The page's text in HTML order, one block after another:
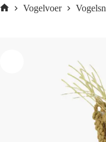
Vogelvoer